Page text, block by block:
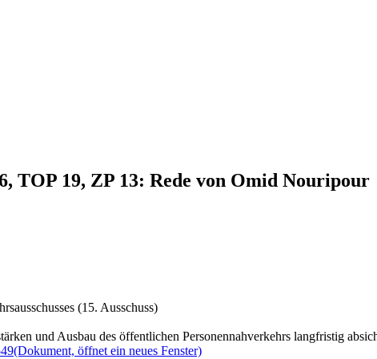
TOP 19, ZP 13: Rede von Omid Nouripour
(15. Ausschuss)
und Ausbau des öffentlichen Personennahverkehrs langfristig
(Dokument, öffnet ein neues Fenster)